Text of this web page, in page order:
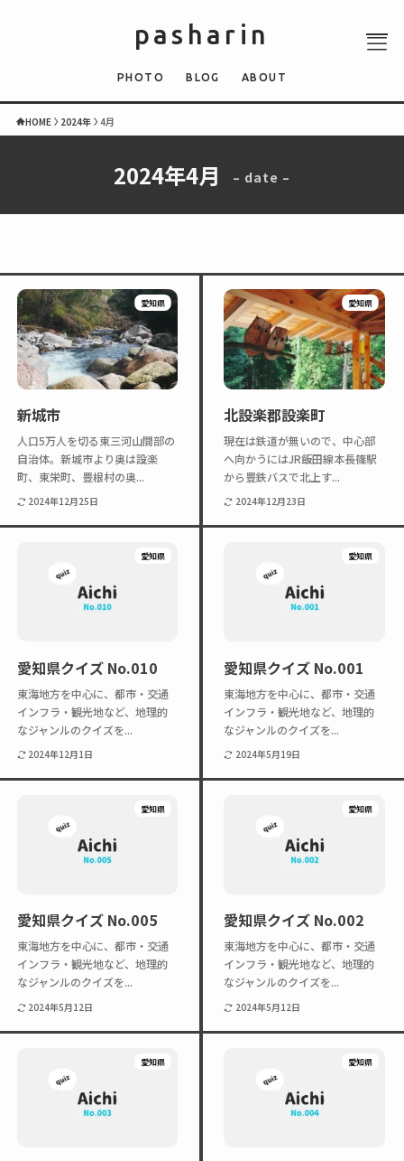
PHOTO
NEWS
Instagram
pasharin
PHOTO BLOG ABOUT
HOME 2024年 4月
2024年4月 – date –
愛知県
新城市
人口5万人を切る東三河山間部の
自治体。新城市より奥は設楽
町、東栄町、豊根村の奥...
2024年12月25日
愛知県
北設楽郡設楽町
現在は鉄道が無いので、中心部
へ向かうにはJR飯田線本長篠駅
から豊鉄バスで北上す...
2024年12月23日
愛知県
愛知県クイズ No.010
東海地方を中心に、都市・交通
インフラ・観光地など、地理的
なジャンルのクイズを...
2024年12月1日
愛知県
愛知県クイズ No.001
東海地方を中心に、都市・交通
インフラ・観光地など、地理的
なジャンルのクイズを...
2024年5月19日
愛知県
愛知県クイズ No.005
東海地方を中心に、都市・交通
インフラ・観光地など、地理的
なジャンルのクイズを...
2024年5月12日
愛知県
愛知県クイズ No.002
東海地方を中心に、都市・交通
インフラ・観光地など、地理的
なジャンルのクイズを...
2024年5月12日
愛知県 愛知県